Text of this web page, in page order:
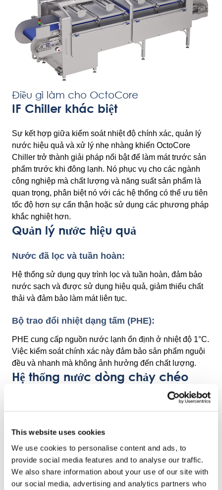
This website uses cookies
We use cookies to personalise content and ads, to
provide social media features and to analyse our traffic.
We also share information about your use of our site with
our social media, advertising and analytics partners who
Điều gì làm cho OctoCore
IF Chiller khác biệt
Sự kết hợp giữa kiểm soát nhiệt độ chính xác, quản lý
nước hiệu quả và xử lý nhẹ nhàng khiến OctoCore
Chiller trở thành giải pháp nổi bật để làm mát trước sản
phẩm trước khi đông lạnh. Nó phục vụ cho các ngành
công nghiệp mà chất lượng và năng suất sản phẩm là
quan trọng, phân biệt nó với các hệ thống có thể ưu tiên
tốc độ hơn sự cẩn thận hoặc sử dụng các phương pháp
khắc nghiệt hơn.
Quản lý nước hiệu quả
Nước đã lọc và tuần hoàn:
Hệ thống sử dụng quy trình lọc và tuần hoàn, đảm bảo
nước sạch và được sử dụng hiệu quả, giảm thiểu chất
thải và đảm bảo làm mát liên tục.
Bộ trao đổi nhiệt dạng tấm (PHE):
PHE cung cấp nguồn nước lạnh ổn định ở nhiệt độ 1°C.
Việc kiểm soát chính xác này đảm bảo sản phẩm nguội
đều và nhanh mà không ảnh hưởng đến chất lượng.
Hệ thống nước dòng chảy chéo
Hệ thống nước dòng chảy chéo OctoCore™ mang lại
trên toàn bộ chiều rộng và chiều dài của máy làm lạnh;
làm ngập sản phẩm và ngay lập tức thoát khỏi máy làm
lạnh để được PHE làm lạnh lại. Nhiệt độ tăng của nước
sau khi đi qua sản phẩm không vượt quá 4°C, đòi hỏi ít
năng lượng để làm lạnh lại. Nước chảy qua máy làm